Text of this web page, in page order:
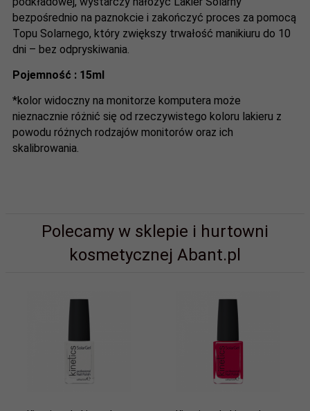
bezpośrednio na paznokcie i zakończyć proces za pomocą
Topu Solarnego, który zwiększy trwałość manikiuru do 10
dni – bez odpryskiwania.
Pojemność : 15ml
*kolor widoczny na monitorze komputera może
nieznacznie różnić się od rzeczywistego koloru lakieru z
powodu różnych rodzajów monitorów oraz ich
skalibrowania.
Polecamy w sklepie i hurtowni
kosmetycznej Abant.pl